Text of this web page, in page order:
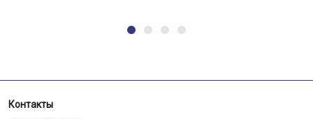
Контакты